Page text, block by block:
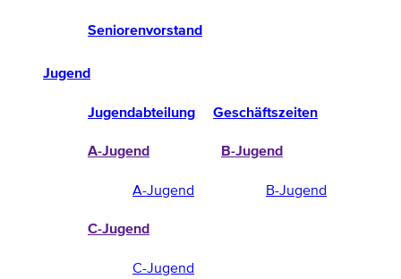
Seniorenvorstand
Jugend
Jugendabteilung Geschäftszeiten
A-Jugend
A-Jugend
B-Jugend
B-Jugend
C-Jugend
C-Jugend